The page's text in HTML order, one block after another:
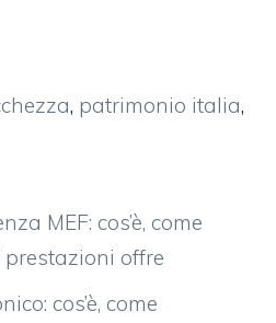
, patrimonio italia,
MEF: cos’è, come
offre
cos’è, come